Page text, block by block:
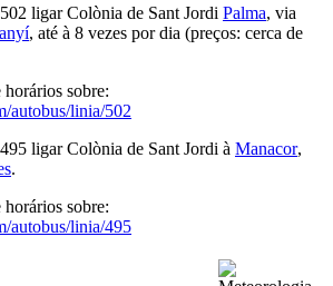
ligarColònia de Sant Jordi Palma, via
, até à 8 vezes por dia (preços: cerca de
sobre:
autobus/linia/502
ligarColònia de Sant Jordi à Manacor,
.
sobre:
autobus/linia/495